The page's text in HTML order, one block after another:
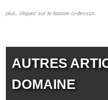
plus, cliquez sur le bouton ci-dessus.
AUTRES
DOMAINE